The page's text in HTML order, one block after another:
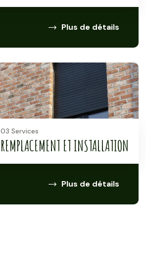
Plus de détails
Plus de détails
03 Services
REMPLACEMENT ET INSTALLATION